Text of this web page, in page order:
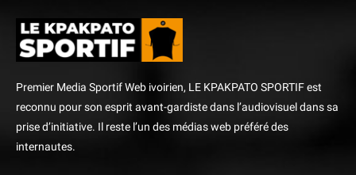
Premier Media Sportif Web ivoirien, LE KPAKPATO SPORTIF est
reconnu pour son esprit avant-gardiste dans l’audiovisuel dans sa
prise d’initiative. Il reste l’un des médias web préféré des
internautes.